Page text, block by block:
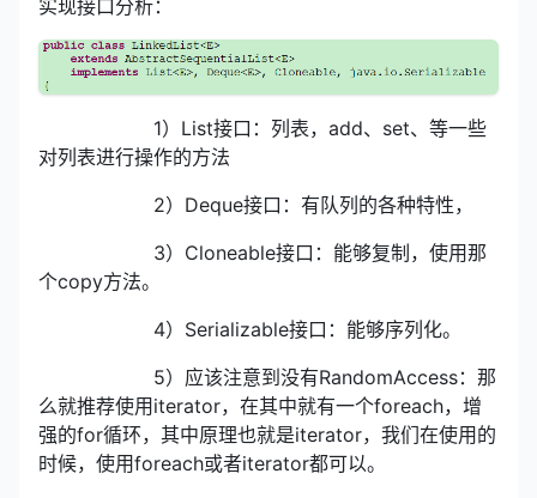
实现接口分析：
1）List接口：列表，add、set、等一些
对列表进行操作的方法
2）Deque接口：有队列的各种特性，
3）Cloneable接口：能够复制，使用那
个copy方法。
4）Serializable接口：能够序列化。
5）应该注意到没有RandomAccess：那
么就推荐使用iterator，在其中就有一个foreach，增
强的for循环，其中原理也就是iterator，我们在使用的
时候，使用foreach或者iterator都可以。